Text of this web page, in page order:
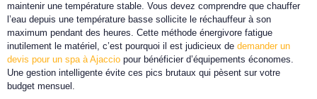
maintenir une température stable. Vous devez comprendre que chauffer
l’eau depuis une température basse sollicite le réchauffeur à son
maximum pendant des heures. Cette méthode énergivore fatigue
inutilement le matériel, c’est pourquoi il est judicieux de demander un
devis pour un spa à Ajaccio pour bénéficier d’équipements économes.
Une gestion intelligente évite ces pics brutaux qui pèsent sur votre
budget mensuel.